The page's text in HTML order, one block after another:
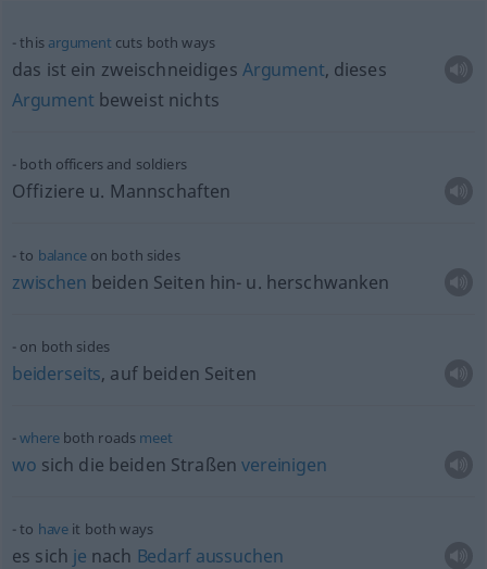
this argument cuts both ways
das ist ein zweischneidiges Argument, dieses
Argument beweist nichts
both officers and soldiers
Offiziere u. Mannschaften
to balanceon both sides
zwischen beiden Seiten hin- u. herschwanken
on both sides
beiderseits, auf beiden Seiten
whereboth roads meet
wo sich die beiden Straßenvereinigen
to have it both ways
es sich je nach Bedarf aussuchen